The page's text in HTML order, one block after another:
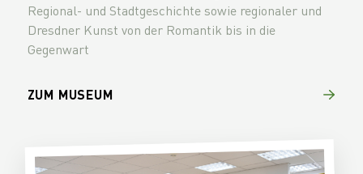
Regional- und Stadtgeschichte sowie regionaler und
Dresdner Kunst von der Romantik bis in die
Gegenwart
ZUM MUSEUM